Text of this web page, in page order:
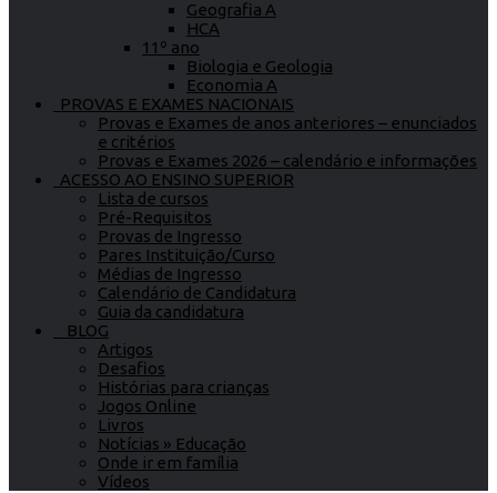
Geografia A
HCA
11º ano
Biologia e Geologia
Economia A
PROVAS E EXAMES NACIONAIS
Provas e Exames de anos anteriores – enunciados
e critérios
Provas e Exames 2026 – calendário e informações
ACESSO AO ENSINO SUPERIOR
Lista de cursos
Pré-Requisitos
Provas de Ingresso
Pares Instituição/Curso
Médias de Ingresso
Calendário de Candidatura
Guia da candidatura
BLOG
Artigos
Desafios
Histórias para crianças
Jogos Online
Livros
Notícias » Educação
Onde ir em família
Vídeos